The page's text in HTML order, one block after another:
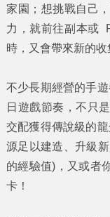
家園；想挑戰自己
力，就前往副本或
時，又會帶來新的收
不少長期經營的手
日遊戲節奏，不只
交配獲得傳說級的
源足以建造、升級
的經驗值)，又或者
卡！